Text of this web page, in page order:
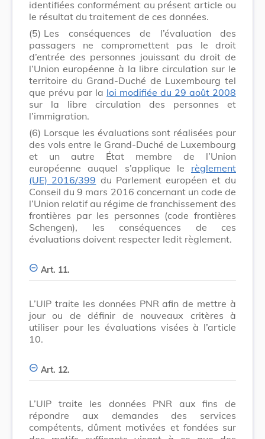
identifiées conformément au présent article ou
le résultat du traitement de ces données.
(5) Les conséquences de l’évaluation des
passagers ne compromettent pas le droit
d’entrée des personnes jouissant du droit de
l’Union européenne à la libre circulation sur le
territoire du Grand-Duché de Luxembourg tel
que prévu par la loi modifiée du 29 août 2008
sur la libre circulation des personnes et
l’immigration.
(6) Lorsque les évaluations sont réalisées pour
des vols entre le Grand-Duché de Luxembourg
et un autre État membre de l’Union
européenne auquel s’applique le règlement
(UE) 2016/399 du Parlement européen et du
Conseil du 9 mars 2016 concernant un code de
l’Union relatif au régime de franchissement des
frontières par les personnes (code frontières
Schengen), les conséquences de ces
évaluations doivent respecter ledit règlement.
Art. 11.
L’UIP traite les données PNR afin de mettre à
jour ou de définir de nouveaux critères à
utiliser pour les évaluations visées à l’article
10.
Art. 12.
L’UIP traite les données PNR aux fins de
répondre aux demandes des services
compétents, dûment motivées et fondées sur